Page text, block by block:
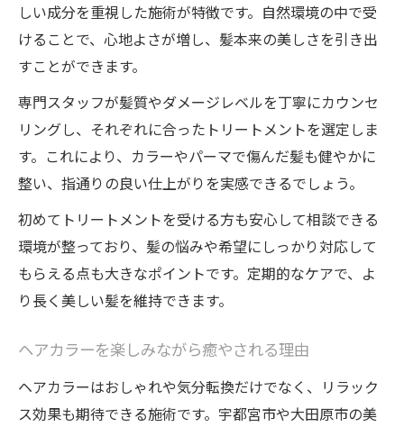
しい成分を重視した施術が特徴です。自然環境の中で受
けることで、心地よさが増し、髪本来の美しさを引き出
すことができます。
専門スタッフが髪質やダメージレベルを丁寧にカウンセ
リングし、それぞれに合ったトリートメントを選定しま
す。これにより、カラーやパーマで傷んだ髪も健やかに
整い、指通りの良い仕上がりを実感できるでしょう。
初めてトリートメントを受ける方も安心して相談できる
環境が整っており、髪の悩みや希望にしっかり対応して
もらえる点も大きなポイントです。定期的なケアで、よ
り長く美しい髪を維持できます。
ヘアカラーを楽しみながら癒やされる理由
ヘアカラーはおしゃれや気分転換だけでなく、リラック
ス効果も期待できる施術です。宇都宮市や大田原市の美